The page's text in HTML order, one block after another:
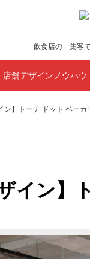
飲食店の「集客
店舗デザインノウハウ
ン】トーチ ドット ベーカ
イン】